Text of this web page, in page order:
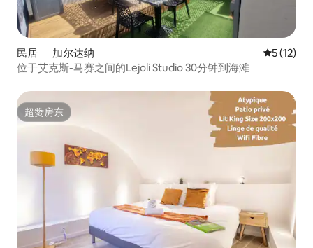
民居 ｜ 加尔达纳 平均评分
5 (12)
位于艾克斯-马赛之间的Lejoli Studio 30分钟到海滩
超赞房东
超赞房东